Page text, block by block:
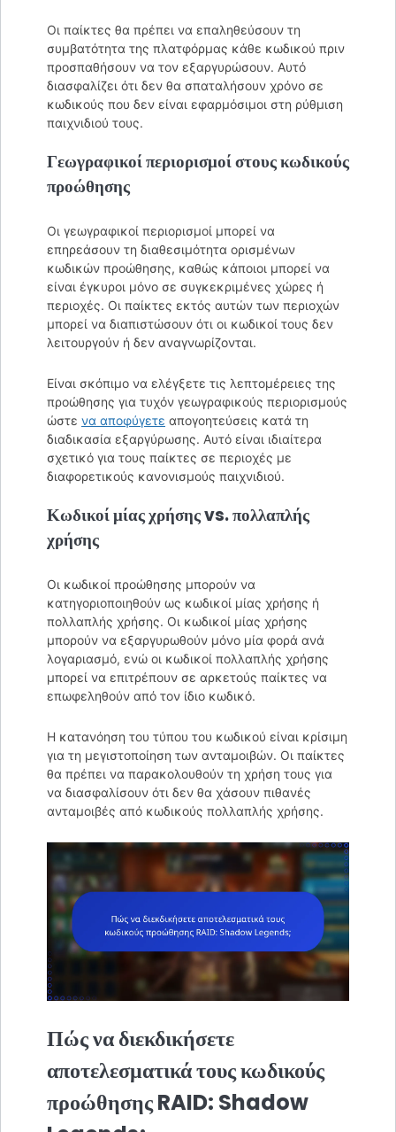
Οι παίκτες θα πρέπει να επαληθεύσουν τη
συμβατότητα της πλατφόρμας κάθε κωδικού πριν
προσπαθήσουν να τον εξαργυρώσουν. Αυτό
διασφαλίζει ότι δεν θα σπαταλήσουν χρόνο σε
κωδικούς που δεν είναι εφαρμόσιμοι στη ρύθμιση
παιχνιδιού τους.
Γεωγραφικοί περιορισμοί στους κωδικούς
προώθησης
Οι γεωγραφικοί περιορισμοί μπορεί να
επηρεάσουν τη διαθεσιμότητα ορισμένων
κωδικών προώθησης, καθώς κάποιοι μπορεί να
είναι έγκυροι μόνο σε συγκεκριμένες χώρες ή
περιοχές. Οι παίκτες εκτός αυτών των περιοχών
μπορεί να διαπιστώσουν ότι οι κωδικοί τους δεν
λειτουργούν ή δεν αναγνωρίζονται.
Είναι σκόπιμο να ελέγξετε τις λεπτομέρειες της
προώθησης για τυχόν γεωγραφικούς περιορισμούς
ώστε να αποφύγετε απογοητεύσεις κατά τη
διαδικασία εξαργύρωσης. Αυτό είναι ιδιαίτερα
σχετικό για τους παίκτες σε περιοχές με
διαφορετικούς κανονισμούς παιχνιδιού.
Κωδικοί μίας χρήσης vs. πολλαπλής
χρήσης
Οι κωδικοί προώθησης μπορούν να
κατηγοριοποιηθούν ως κωδικοί μίας χρήσης ή
πολλαπλής χρήσης. Οι κωδικοί μίας χρήσης
μπορούν να εξαργυρωθούν μόνο μία φορά ανά
λογαριασμό, ενώ οι κωδικοί πολλαπλής χρήσης
μπορεί να επιτρέπουν σε αρκετούς παίκτες να
επωφεληθούν από τον ίδιο κωδικό.
Η κατανόηση του τύπου του κωδικού είναι κρίσιμη
για τη μεγιστοποίηση των ανταμοιβών. Οι παίκτες
θα πρέπει να παρακολουθούν τη χρήση τους για
να διασφαλίσουν ότι δεν θα χάσουν πιθανές
ανταμοιβές από κωδικούς πολλαπλής χρήσης.
Πώς να διεκδικήσετε
αποτελεσματικά τους κωδικούς
προώθησης RAID: Shadow